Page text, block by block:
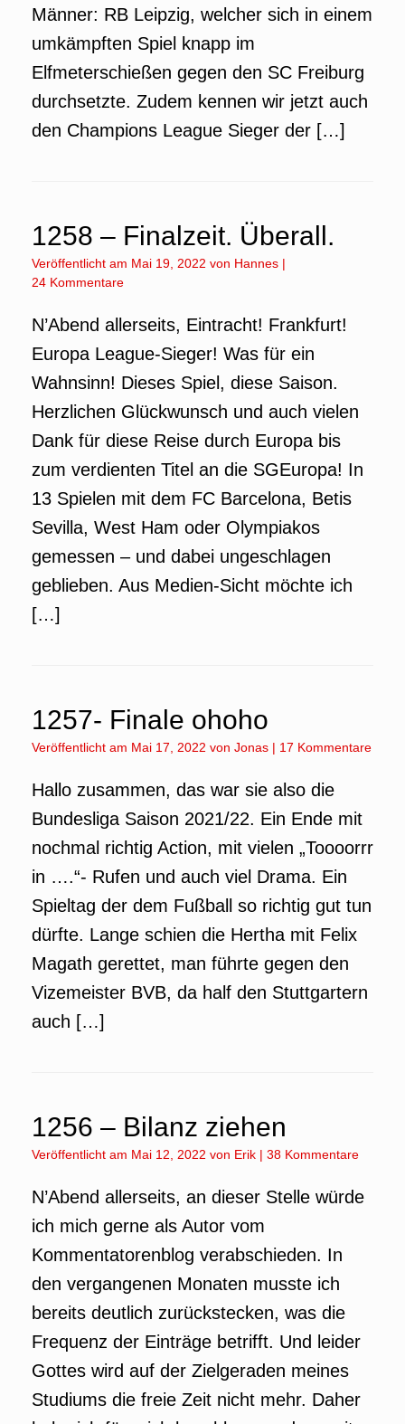
Männer: RB Leipzig, welcher sich in einem
umkämpften Spiel knapp im
Elfmeterschießen gegen den SC Freiburg
durchsetzte. Zudem kennen wir jetzt auch
den Champions League Sieger der […]
1258 – Finalzeit. Überall.
Veröffentlicht am Mai 19, 2022 von Hannes |
24 Kommentare
N’Abend allerseits, Eintracht! Frankfurt!
Europa League-Sieger! Was für ein
Wahnsinn! Dieses Spiel, diese Saison.
Herzlichen Glückwunsch und auch vielen
Dank für diese Reise durch Europa bis
zum verdienten Titel an die SGEuropa! In
13 Spielen mit dem FC Barcelona, Betis
Sevilla, West Ham oder Olympiakos
gemessen – und dabei ungeschlagen
geblieben. Aus Medien-Sicht möchte ich
[…]
1257- Finale ohoho
Veröffentlicht am Mai 17, 2022 von Jonas | 17 Kommentare
Hallo zusammen, das war sie also die
Bundesliga Saison 2021/22. Ein Ende mit
nochmal richtig Action, mit vielen „Toooorrr
in ….“- Rufen und auch viel Drama. Ein
Spieltag der dem Fußball so richtig gut tun
dürfte. Lange schien die Hertha mit Felix
Magath gerettet, man führte gegen den
Vizemeister BVB, da half den Stuttgartern
auch […]
1256 – Bilanz ziehen
Veröffentlicht am Mai 12, 2022 von Erik | 38 Kommentare
N’Abend allerseits, an dieser Stelle würde
ich mich gerne als Autor vom
Kommentatorenblog verabschieden. In
den vergangenen Monaten musste ich
bereits deutlich zurückstecken, was die
Frequenz der Einträge betrifft. Und leider
Gottes wird auf der Zielgeraden meines
Studiums die freie Zeit nicht mehr. Daher